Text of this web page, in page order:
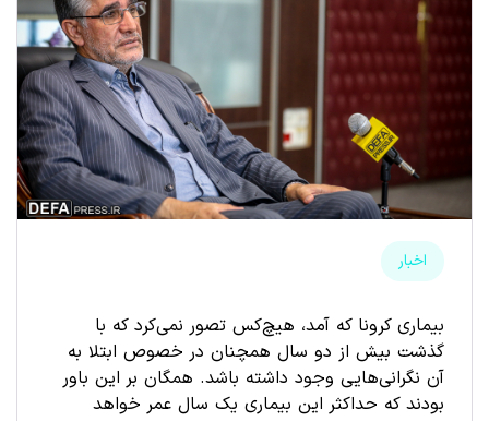
اخبار
بیماری کرونا که آمد، هیچ‌کس تصور نمی‌کرد که با
گذشت بیش از دو سال همچنان در خصوص ابتلا به
آن نگرانی‌هایی وجود داشته باشد. همگان بر این باور
بودند که حداکثر این بیماری یک سال عمر خواهد